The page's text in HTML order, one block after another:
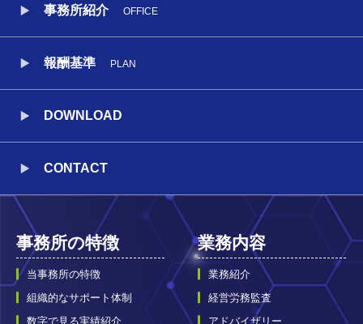
事務所紹介 OFFICE
報酬基準 PLAN
DOWNLOAD
CONTACT
事務所の特徴
当事務所の特徴
組織的なサポート体制
数字で見る実績紹介
業務内容
業務紹介
経営労務監査
アドバイザリー